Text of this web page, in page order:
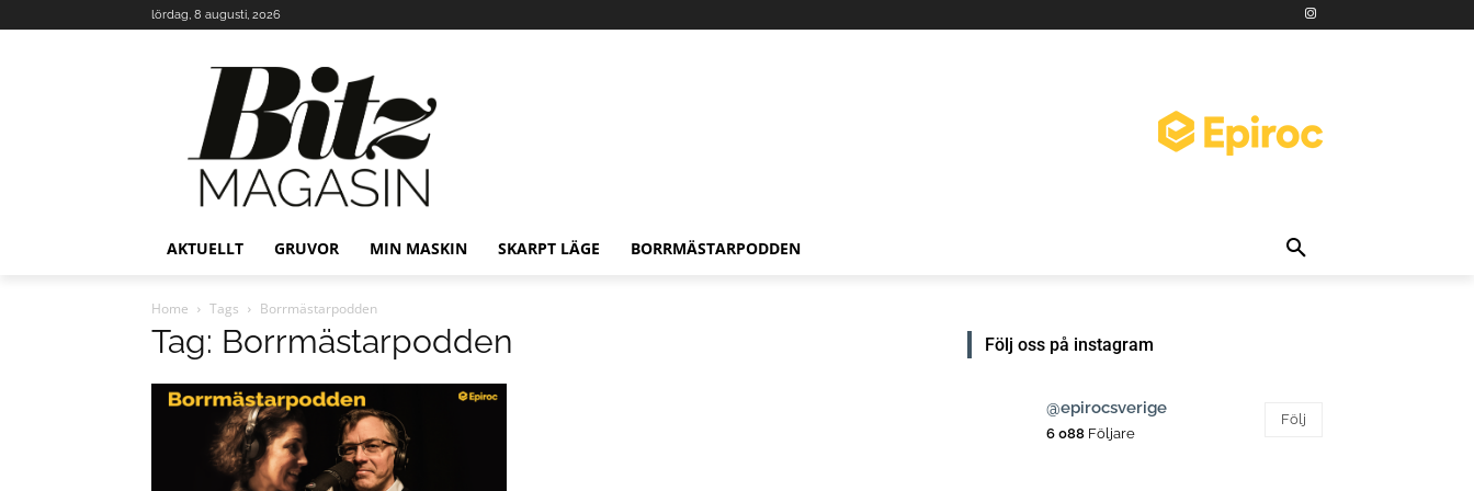
lördag, 8 augusti, 2026
AKTUELLT GRUVOR MIN MASKIN SKARPT LÄGE BORRMÄSTARPODDEN
Home Tags Borrmästarpodden
Tag: Borrmästarpodden Följ oss på instagram
@epirocsverige
6 088 Följare
Följ